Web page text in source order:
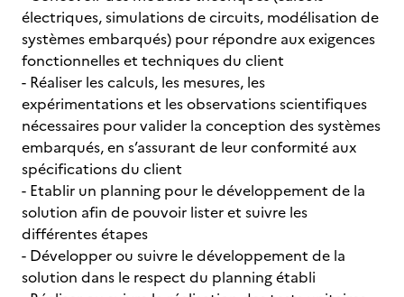
électriques, simulations de circuits, modélisation de
systèmes embarqués) pour répondre aux exigences
fonctionnelles et techniques du client
- Réaliser les calculs, les mesures, les
expérimentations et les observations scientifiques
nécessaires pour valider la conception des systèmes
embarqués, en s’assurant de leur conformité aux
spécifications du client
- Etablir un planning pour le développement de la
solution afin de pouvoir lister et suivre les
différentes étapes
- Développer ou suivre le développement de la
solution dans le respect du planning établi